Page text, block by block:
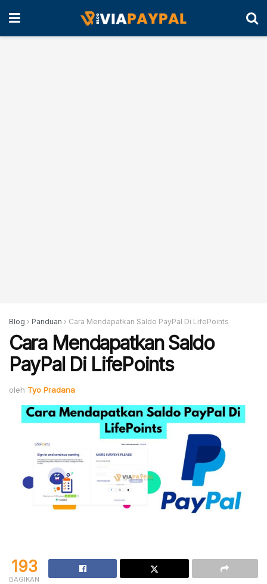
Blog › Panduan › Cara Mendapatkan Saldo PayPal Di LifePoints
Cara Mendapatkan Saldo
PayPal Di LifePoints
oleh Tyo Pradana
193
BAGIKAN